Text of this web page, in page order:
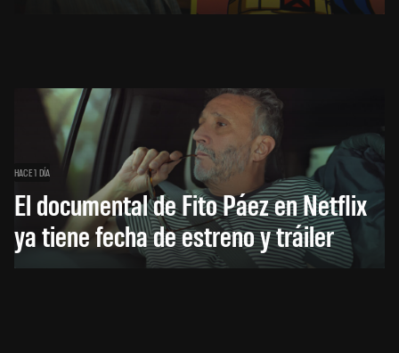
HACE 1 DÍA
El documental de Fito Páez en Netflix
ya tiene fecha de estreno y tráiler